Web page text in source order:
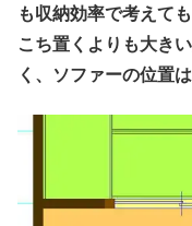
も収納効率で考えて
こち置くよりも大き
く、ソファーの位置